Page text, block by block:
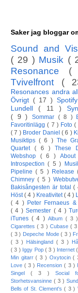
Saker jag bloggar
Sound and
( 29 ) Musik (
Resonance (
Tvivelfront (
Resonances andra
Övrigt ( 17 ) Spotify
Lundell ( 11 )
( 9 ) Sommar ( 8 )
Favoritinlägg( 7 ) Foto(
( 7 ) Broder Daniel ( 6 )
Musiktips( 6 ) The
Quartet ( 6 ) These
Webshop ( 6 )
Introspection( 5 )
Pipeline( 5 ) Release
Chimney ( 5 )
Bakisångesten är total(
Höst( 4 ) Kreativitet( 4 )
( 4 ) Peter Fernaeus &
( 4 )Semester ( 4 )
iTunes( 4 ) Album ( 3 )
Cigarettes( 3 ) Cubase(
( 3 ) Depeche Mode( 3 )
( 3 ) Hälsingland ( 3 )
( 3 ) Iggy Pop ( 3 ) Internet
Min gitarr( 3 ) Oxytocin(
Love( 3 ) Recension( 3 )
Singel( 3 ) Social
Storhetsvansinne ( 3 )
Bells of St. Clement's( 3 )